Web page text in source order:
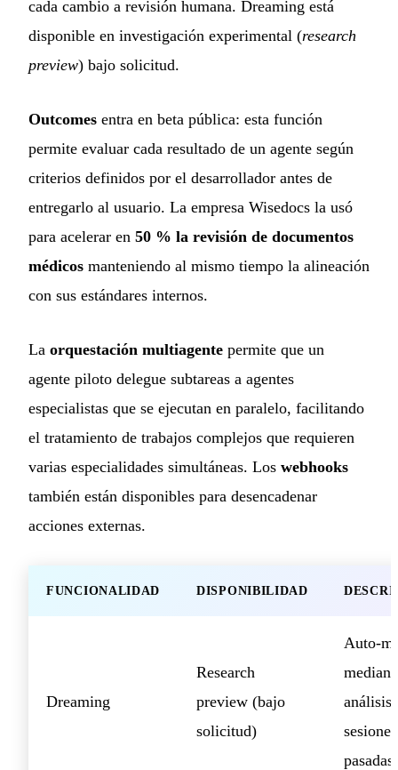
cada cambio a revisión humana. Dreaming está
disponible en investigación experimental (research
preview) bajo solicitud.
Outcomes entra en beta pública: esta función
permite evaluar cada resultado de un agente según
criterios definidos por el desarrollador antes de
entregarlo al usuario. La empresa Wisedocs la usó
para acelerar en 50 % la revisión de documentos
médicos manteniendo al mismo tiempo la alineación
con sus estándares internos.
La orquestación multiagente permite que un
agente piloto delegue subtareas a agentes
especialistas que se ejecutan en paralelo, facilitando
el tratamiento de trabajos complejos que requieren
varias especialidades simultáneas. Los webhooks
también están disponibles para desencadenar
acciones externas.
FUNCIONALIDAD DISPONIBILIDAD
Dreaming
Research
preview (bajo
solicitud)
Auto-
análisis
sesiones
pasadas